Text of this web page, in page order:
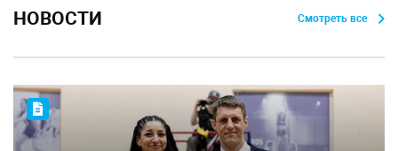
НОВОСТИ Смотреть все